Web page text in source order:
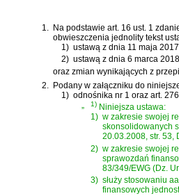
1. Na podstawie art. 16 ust. 1
obwieszczenia jednolity tekst
1) ustawą z dnia 11 maja
2) ustawą z dnia 6 marca
oraz zmian wynikających z
2. Podany w załączniku do
1) odnośnika nr 1 oraz art.
„
1) Niniejsza ustawa:
1) w zakresie swojej
skonsolidowanych
20.03.2008, str. 53,
2) w zakresie swojej
sprawozdań
83/349/EWG (Dz.
3) służy stosowaniu
finansowych